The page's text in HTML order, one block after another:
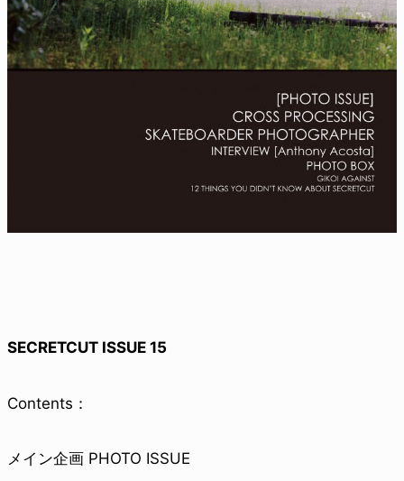
SECRETCUT ISSUE 15
Contents：
メイン企画 PHOTO ISSUE